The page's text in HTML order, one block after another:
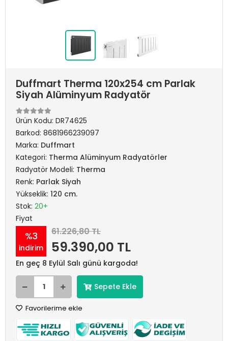
Duffmart Therma 120x254 cm Parlak
Siyah Alüminyum Radyatör
Ürün Kodu: DR74625
Barkod: 8681966239097
Marka: Duffmart
Kategori: Therma Alüminyum Radyatörler
Radyatör Modeli: Therma
Renk: Parlak Siyah
Yükseklik: 120 cm.
Stok: 20+
Fiyat
%3
indirim
61.226,80 TL
59.390,00 TL
En geç 8 Eylül Salı günü kargoda!
Sepete Ekle
Favorilerime ekle